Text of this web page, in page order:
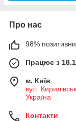
Про нас
98%
Працює з
м. Київ
вул.
Україна
Контакти